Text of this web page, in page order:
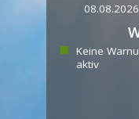
08.08.2026
Keine
aktiv